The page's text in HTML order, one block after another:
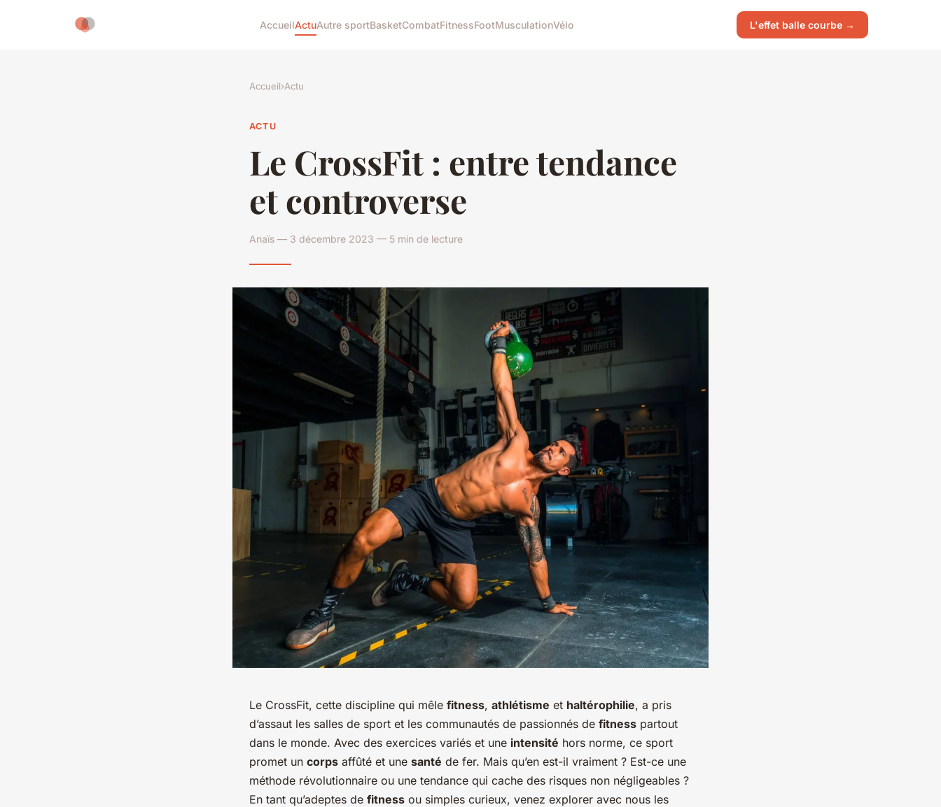
AccueilActuAutre sportBasketCombatFitnessFootMusculationVélo L'effet balle courbe →
Accueil›Actu
ACTU
Le CrossFit : entre tendance
et controverse
Anaïs — 3 décembre 2023 — 5 min de lecture
Le CrossFit, cette discipline qui mêle fitness, athlétisme et haltérophilie, a pris
d’assaut les salles de sport et les communautés de passionnés de fitness partout
dans le monde. Avec des exercices variés et une intensité hors norme, ce sport
promet un corps affûté et une santé de fer. Mais qu’en est-il vraiment ? Est-ce une
méthode révolutionnaire ou une tendance qui cache des risques non négligeables ?
En tant qu’adeptes de fitness ou simples curieux, venez explorer avec nous les